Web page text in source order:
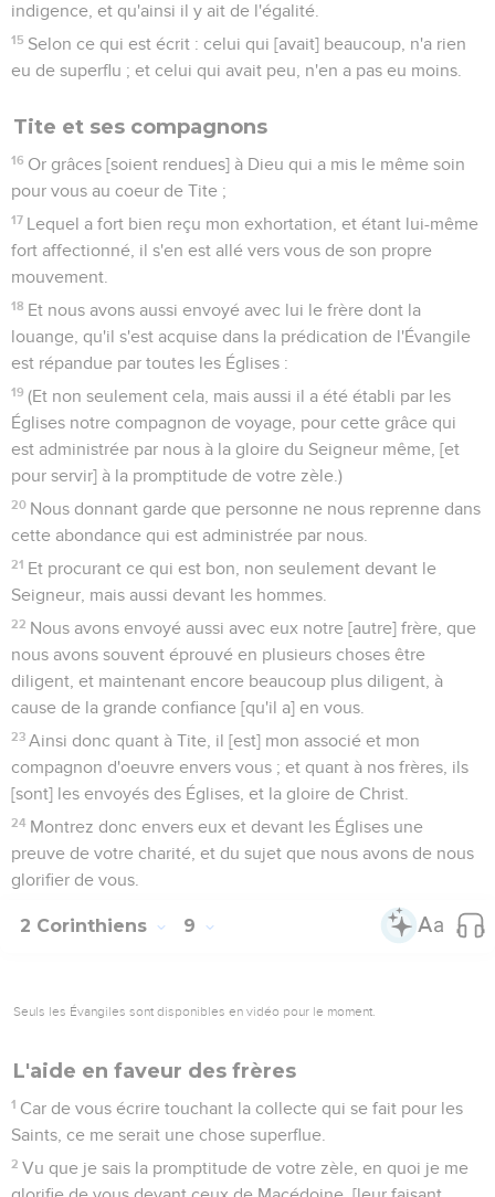
indigence, et qu'ainsi il y ait de l'égalité.
15 Selon ce qui est écrit : celui qui [avait] beaucoup, n'a rien
eu de superflu ; et celui qui avait peu, n'en a pas eu moins.
Tite et ses compagnons
16 Or grâces [soient rendues] à Dieu qui a mis le même soin
pour vous au coeur de Tite ;
17 Lequel a fort bien reçu mon exhortation, et étant lui-même
fort affectionné, il s'en est allé vers vous de son propre
mouvement.
18 Et nous avons aussi envoyé avec lui le frère dont la
louange, qu'il s'est acquise dans la prédication de l'Évangile
est répandue par toutes les Églises :
19 (Et non seulement cela, mais aussi il a été établi par les
Églises notre compagnon de voyage, pour cette grâce qui
est administrée par nous à la gloire du Seigneur même, [et
pour servir] à la promptitude de votre zèle.)
20 Nous donnant garde que personne ne nous reprenne dans
cette abondance qui est administrée par nous.
21 Et procurant ce qui est bon, non seulement devant le
Seigneur, mais aussi devant les hommes.
22 Nous avons envoyé aussi avec eux notre [autre] frère, que
nous avons souvent éprouvé en plusieurs choses être
diligent, et maintenant encore beaucoup plus diligent, à
cause de la grande confiance [qu'il a] en vous.
23 Ainsi donc quant à Tite, il [est] mon associé et mon
compagnon d'oeuvre envers vous ; et quant à nos frères, ils
[sont] les envoyés des Églises, et la gloire de Christ.
24 Montrez donc envers eux et devant les Églises une
preuve de votre charité, et du sujet que nous avons de nous
glorifier de vous.
2 Corinthiens 9
Seuls les Évangiles sont disponibles en vidéo pour le moment.
L'aide en faveur des frères
1 Car de vous écrire touchant la collecte qui se fait pour les
Saints, ce me serait une chose superflue.
2 Vu que je sais la promptitude de votre zèle, en quoi je me